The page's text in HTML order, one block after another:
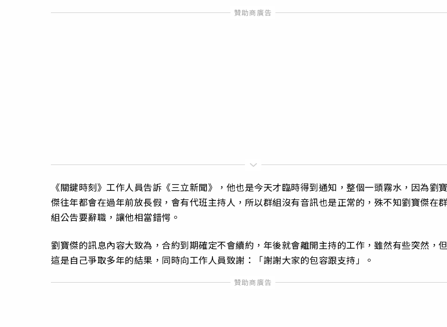
《關鍵時刻》工作人員告訴《三立新聞》，他也是今天才臨時得到通知，整個一頭霧水，因為劉
傑往年都會在過年前放長假，會有代班主持人，所以群組沒有音訊也是正常的，殊不知劉寶傑在
組公告要辭職，讓他相當錯愕。
劉寶傑的訊息內容大致為，合約到期確定不會續約，年後就會離開主持的工作，雖然有些突然，
這是自己爭取多年的結果，同時向工作人員致謝：「謝謝大家的包容跟支持」。